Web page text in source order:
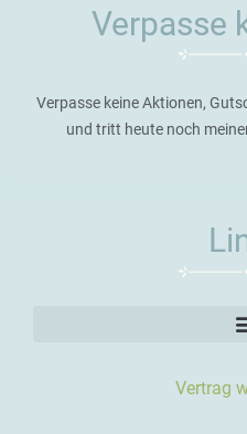
Verpasse
Verpasse keine Aktionen,
und tritt heute noch
Vertrag